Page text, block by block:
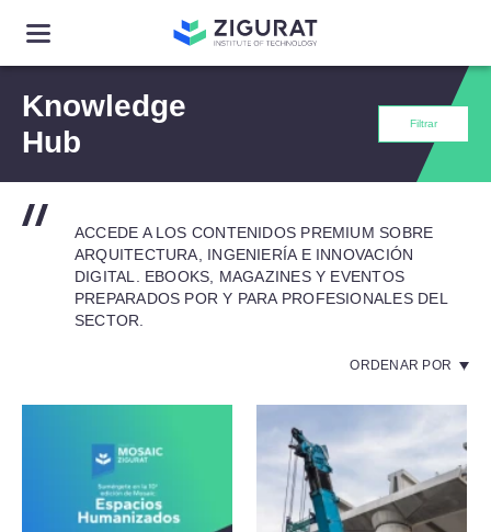
Knowledge
Hub
Filtrar
ACCEDE A LOS CONTENIDOS PREMIUM SOBRE
ARQUITECTURA, INGENIERÍA E INNOVACIÓN
DIGITAL. EBOOKS, MAGAZINES Y EVENTOS
PREPARADOS POR Y PARA PROFESIONALES DEL
SECTOR.
ORDENAR POR